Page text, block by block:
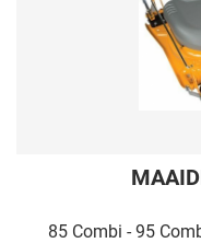
85 Combi - 95